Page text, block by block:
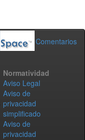
Comentarios
Normatividad
Aviso Legal
Aviso de
privacidad
simplificado
Aviso de
privacidad